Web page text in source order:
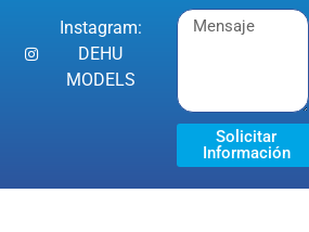
Instagram:
DEHU
MODELS
Solicitar
Información